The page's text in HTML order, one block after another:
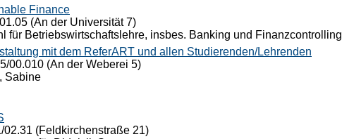
Finance
(An der Universität 7)
für Betriebswirtschaftslehre, insbes. Banking und Finanzcontrolling
mit dem ReferART und allen Studierenden/Lehrenden
00.010 (An der Weberei 5)
Sabine
02.31 (Feldkirchenstraße 21)